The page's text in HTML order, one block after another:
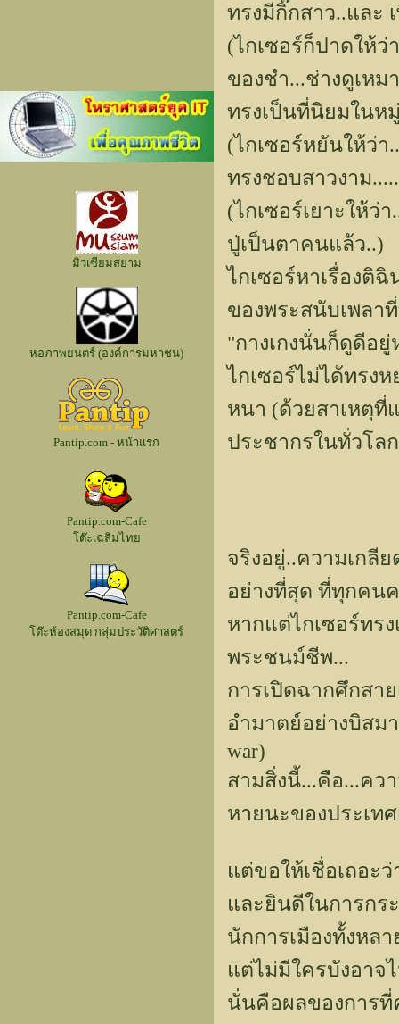
มิวเซียมสยาม
หอภาพยนตร์ (องค์การมหาชน)
Pantip.com - หน้าแรก
Pantip.com-Cafe
โต๊ะเฉลิมไทย
Pantip.com-Cafe
โต๊ะห้องสมุด กลุ่มประวัติศาสตร์
ทรงมีกิ๊กสาว..และ
(ไกเซอร์ก็ปาดให้
ของชำ...ช่างดูเห
ทรงเป็นที่นิยมในห
(ไกเซอร์หยันให้ว่
ทรงชอบสาวงาม.....
(ไกเซอร์เยาะให้ว่
ปู่เป็นตาคนแล้ว..)
ไกเซอร์หาเรื่องติฉิ
ของพระสนับเพล
"กางเกงนั่นก็ดูดีอ
ไกเซอร์ไม่ได้ทรง
หนา (ด้วยสาเหตุที่
ประชากรในทั่วโล
จริงอยู่..ความเกลี
อย่างที่สุด ที่ทุกคน
หากแต่ไกเซอร์ทร
พระชนม์ชีพ...
การเปิดฉากศึกสา
อำมาตย์อย่างบิสม
war)
สามสิ่งนี้...คือ...คว
หายนะของประเท
แต่ขอให้เชื่อเถอะ
และยินดีในการกร
นักการเมืองทั้งหล
แต่ไม่มีใครบังอาจ
นั่นคือผลของการที่